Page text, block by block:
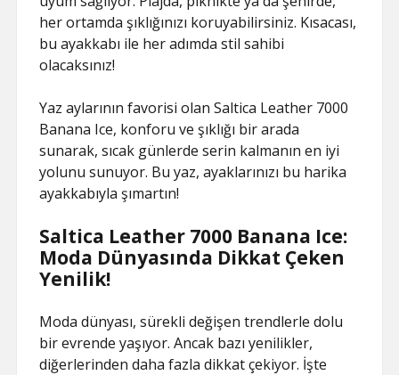
her ortamda şıklığınızı koruyabilirsiniz. Kısacası,
bu ayakkabı ile her adımda stil sahibi
olacaksınız!
Yaz aylarının favorisi olan Saltica Leather 7000
Banana Ice, konforu ve şıklığı bir arada
sunarak, sıcak günlerde serin kalmanın en iyi
yolunu sunuyor. Bu yaz, ayaklarınızı bu harika
ayakkabıyla şımartın!
Saltica Leather 7000 Banana Ice:
Moda Dünyasında Dikkat Çeken
Yenilik!
Moda dünyası, sürekli değişen trendlerle dolu
bir evrende yaşıyor. Ancak bazı yenilikler,
diğerlerinden daha fazla dikkat çekiyor. İşte